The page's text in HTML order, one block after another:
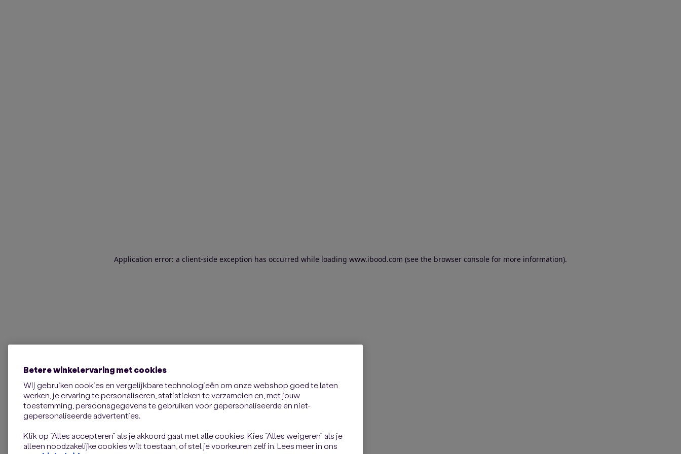
Application error: a client-side exception has occurred while loading www.ibood.com (see the browser console for more information).
Betere winkelervaring met cookies
Wij gebruiken cookies en vergelijkbare technologieën om onze webshop goed te laten
werken, je ervaring te personaliseren, statistieken te verzamelen en, met jouw
toestemming, persoonsgegevens te gebruiken voor gepersonaliseerde en niet-
gepersonaliseerde advertenties.
Klik op “Alles accepteren” als je akkoord gaat met alle cookies. Kies “Alles weigeren” als je
alleen noodzakelijke cookies wilt toestaan, of stel je voorkeuren zelf in. Lees meer in ons